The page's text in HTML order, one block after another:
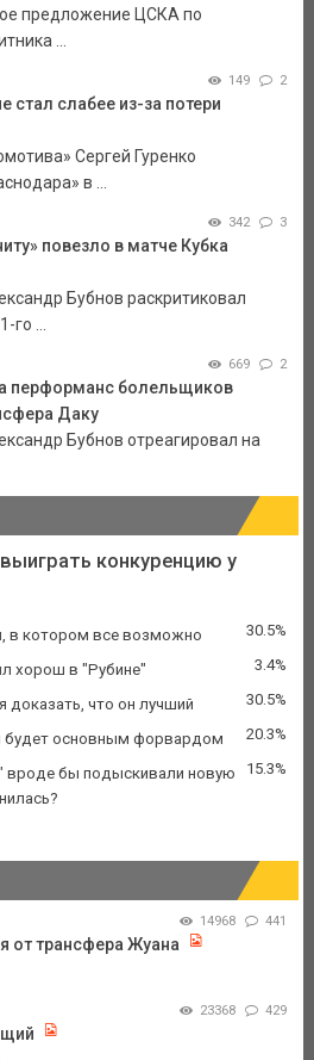
предложение ЦСКА по
...
149 2
стал слабее из-за потери
Сергей Гуренко
в ...
342 3
повезло в матче Кубка
Бубнов раскритиковал
го ...
669 2
перформанс болельщиков
Даку
Бубнов отреагировал на
конкуренцию у
в котором все возможно 30.5%
хорош в "Рубине" 3.4%
доказать, что он лучший 30.5%
будет основным форвардом 20.3%
вроде бы подыскивали новую
15.3%
14968 441
от трансфера Жуана
23368 429